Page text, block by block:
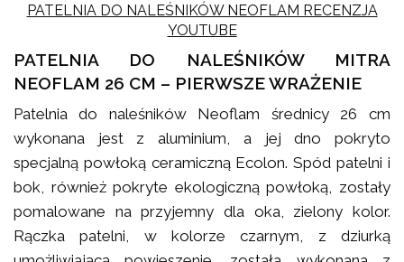
PATELNIA DO NALEŚNIKÓW NEOFLAM RECENZJA
YOUTUBE
PATELNIA DO NALEŚNIKÓW MITRA
NEOFLAM 26 CM – PIERWSZE WRAŻENIE
Patelnia do naleśników Neoflam średnicy 26 cm
wykonana jest z aluminium, a jej dno pokryto
specjalną powłoką ceramiczną Ecolon. Spód patelni i
bok, również pokryte ekologiczną powłoką, zostały
pomalowane na przyjemny dla oka, zielony kolor.
Rączka patelni, w kolorze czarnym, z dziurką